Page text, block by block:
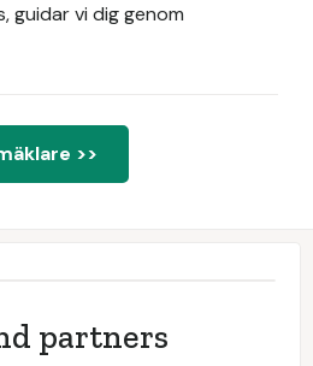
guidar vi dig genom
>>
partners